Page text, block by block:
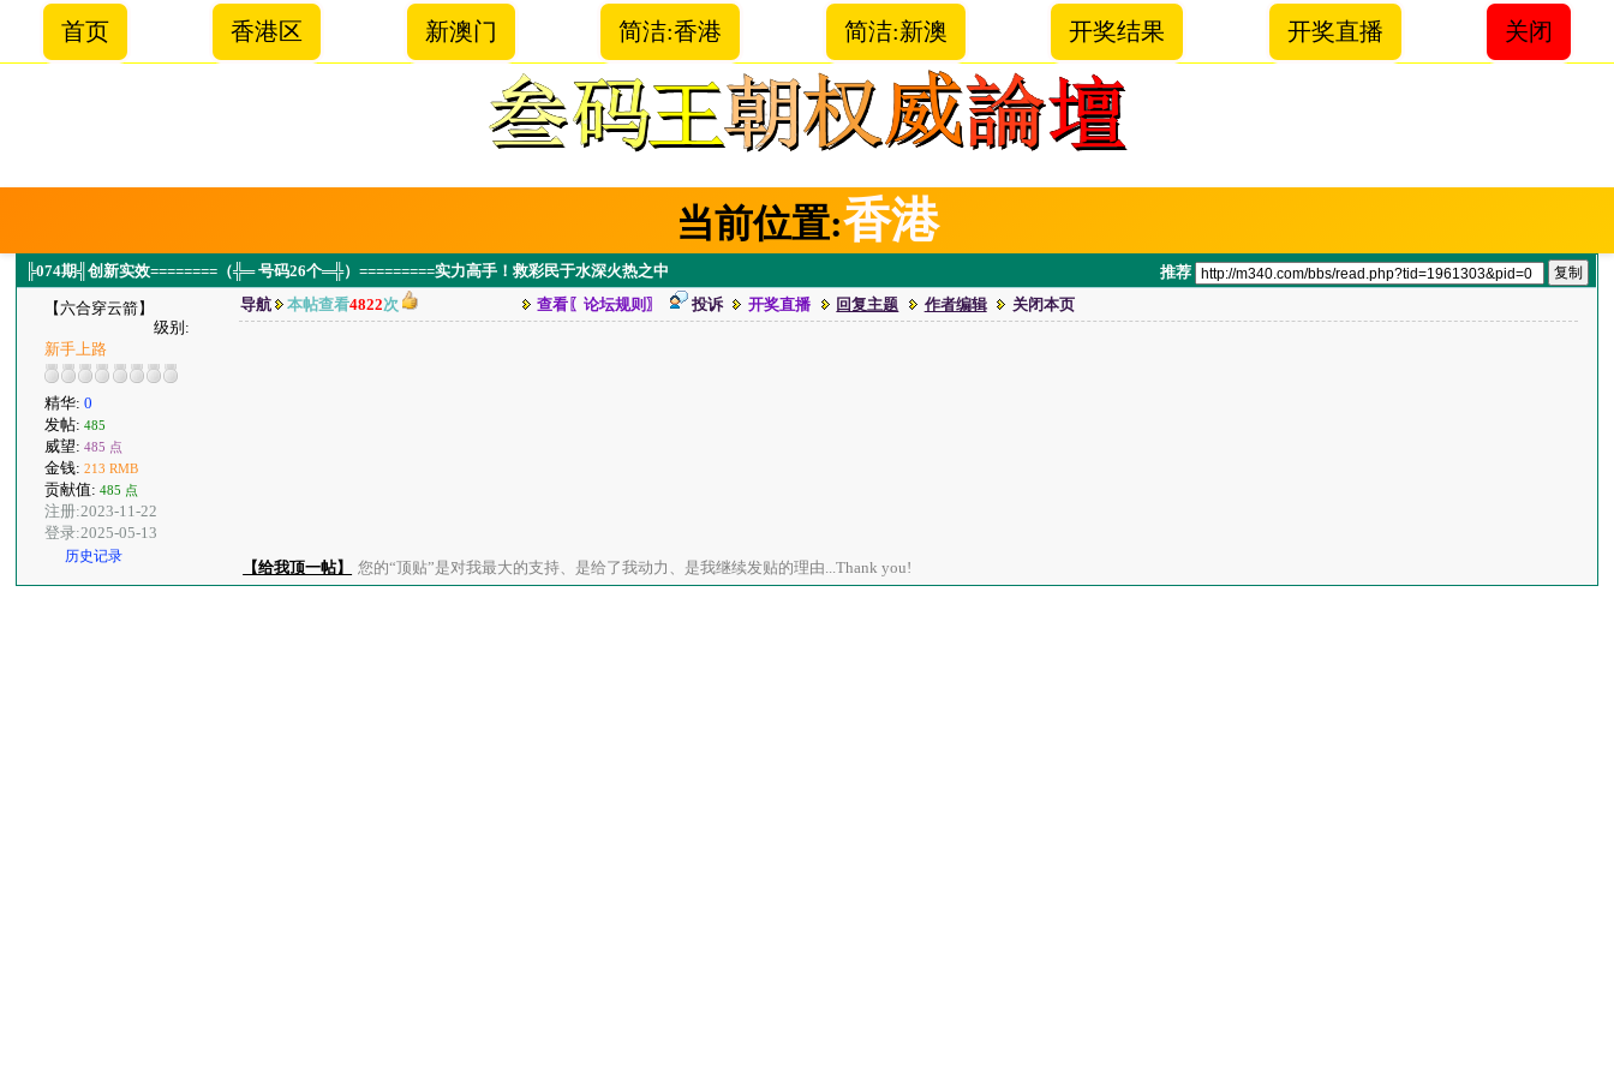
首页 香港区 新澳门 简洁:香港 简洁:新澳 开奖结果 开奖直播 关闭
当前位置:香港
╠074期╣创新实效========（╬═ 号码26个═╬）=========实力高手！救彩民于水深火热之中 推荐
【六合穿云箭】
级别:
新手上路
精华:0
发帖:485
威望:485 点
金钱:213 RMB
贡献值:485 点
注册:2023-11-22
登录:2025-05-13
历史记录
导航 本帖查看4822次 查看〖论坛规则〗 投诉 开奖直播 回复主题 作者编辑 关闭本页
【给我顶一帖】 您的“顶贴”是对我最大的支持、是给了我动力、是我继续发贴的理由...Thank you!